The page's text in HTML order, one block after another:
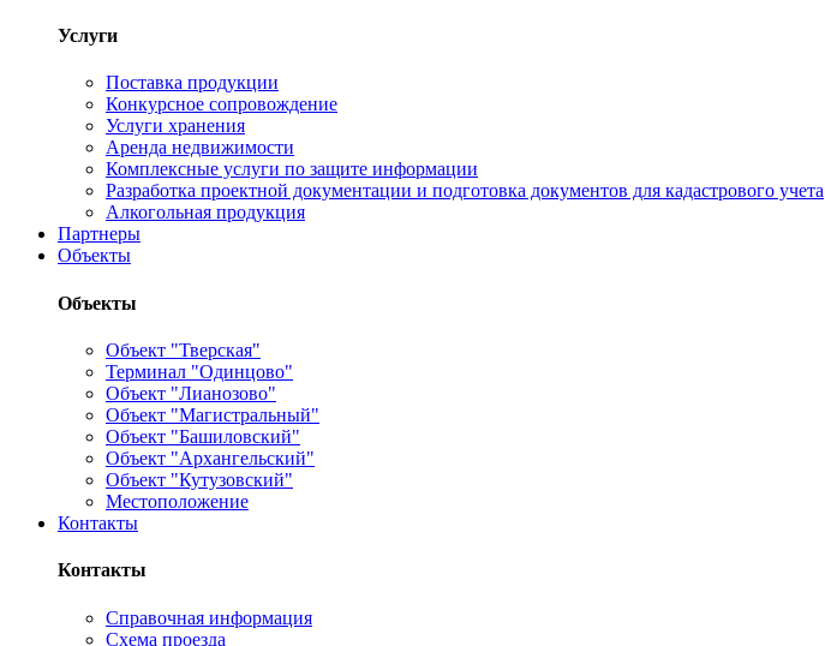
Услуги
Поставка продукции
Конкурсное сопровождение
Услуги хранения
Аренда недвижимости
Комплексные услуги по защите информации
Разработка проектной документации и подготовка документов для кадастрового учета
Алкогольная продукция
Партнеры
Объекты
Объекты
Объект "Тверская"
Терминал "Одинцово"
Объект "Лианозово"
Объект "Магистральный"
Объект "Башиловский"
Объект "Архангельский"
Объект "Кутузовский"
Местоположение
Контакты
Контакты
Справочная информация
Схема проезда